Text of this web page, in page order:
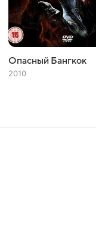
Опасный Бангкок
2010